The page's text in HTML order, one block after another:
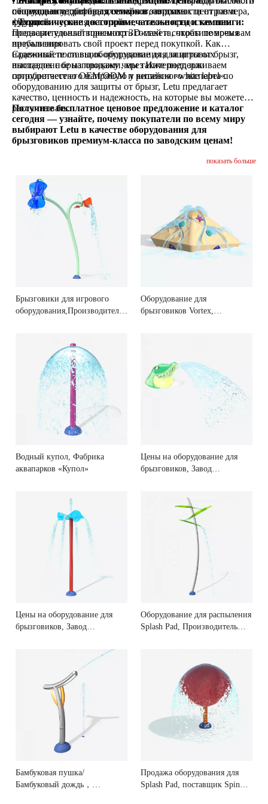
пешеходного трафика для парков, торговых центров и
курортов
с помощью удобств для семейного отдыха
• Туристические достопримечательности и кемпинги:
Повысьте удовлетворенность гостей и сократите время
пребывания
оборудование для брызговиков в зависимости от размера,
функций и уровня настройки, а также предоставляем
предварительный просмотр 3D-макета, чтобы помочь вам
визуализировать свой проект перед покупкой. Как
надежный поставщик оборудования для игровых
площадок с брызговиками, мы также поддерживаем
сотрудничество OEM/ODM и решения «white label».
Сравниваете ли вы оборудование для защиты от брызг,
выставленное на продажу через Интернет, или
приобретаете его напрямую у китайского эксперта по
оборудованию для защиты от брызг, Letu предлагает
качество, ценность и надежность, на которые вы можете
рассчитывать.
Получите бесплатное ценовое предложение и каталог
сегодня — узнайте, почему покупатели по всему миру
выбирают Letu в качестве оборудования для
брызговиков премиум-класса по заводским ценам!
показать больше
Брызговики для игрового
оборудования,Производитель
Оборудование для
брызговиков Vortex,
Водный купол, Фабрика
аквапарков «Купол»
Цены на оборудование для
брызговиков, Завод
брызговиков
Цены на оборудование для
брызговиков, Завод
Оборудование для распыления
Splash Pad, Производитель
Бамбуковая пушка/
Бамбуковый дождь，
Продажа оборудования для
Splash Pad, поставщик Spin